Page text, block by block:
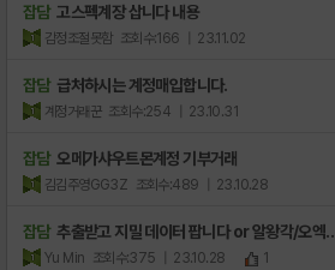
잡담 고스펙계장 삽니다 내용
감정조절못함 조회수:166 | 23.11.02
잡담 급처하시는 계정매입합니다.
계정거래꾼 조회수:254 | 23.10.31
잡담 오메가샤우트몬계정 기부거래
김김주영GG3Z 조회수:489 | 23.10.28
잡담 추출받고 지밀 데이터 팝니다 or 알왕각/오엑..
Yu Min 조회수:375 | 23.10.28 1